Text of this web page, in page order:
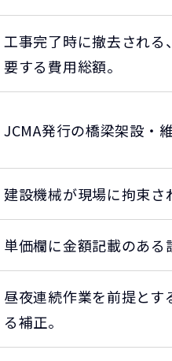
工事完了時に撤去され
要する費用総額。
JCMA発行の橋梁架設・
建設機械が現場に拘束さ
単価欄に金額記載のある
昼夜連続作業を前提と
る補正。